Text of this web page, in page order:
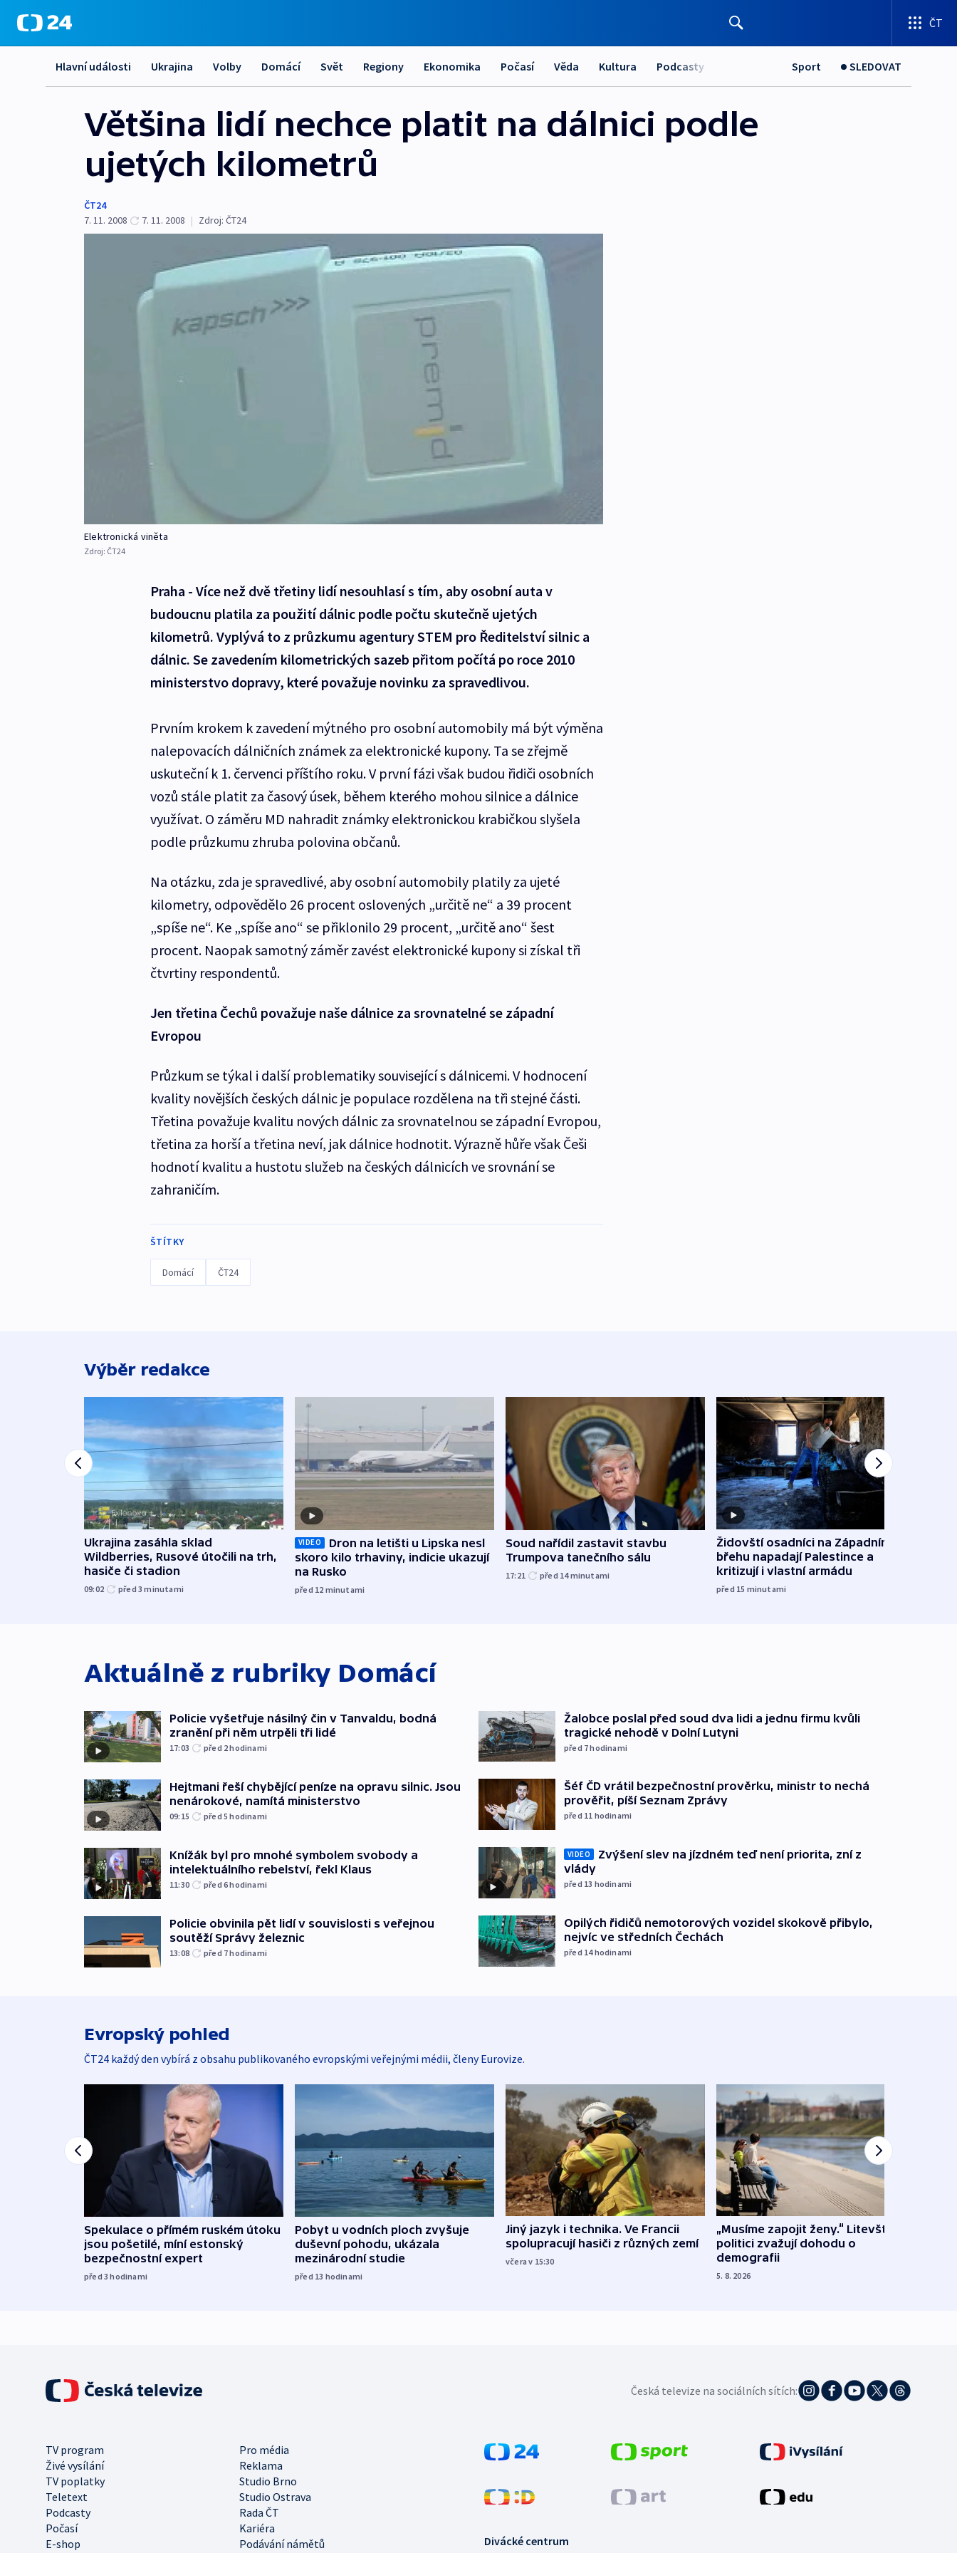
ČT
Hlavní události Ukrajina Volby Domácí Svět Regiony Ekonomika Počasí Věda Kultura Podcasty Sport SLEDOVAT
Většina lidí nechce platit na dálnici podle
ujetých kilometrů
ČT24
7. 11. 2008
7. 11. 2008 | Zdroj: ČT24
Elektronická viněta
Zdroj: ČT24
Praha - Více než dvě třetiny lidí nesouhlasí s tím, aby osobní auta v
budoucnu platila za použití dálnic podle počtu skutečně ujetých
kilometrů. Vyplývá to z průzkumu agentury STEM pro Ředitelství silnic a
dálnic. Se zavedením kilometrických sazeb přitom počítá po roce 2010
ministerstvo dopravy, které považuje novinku za spravedlivou.
Prvním krokem k zavedení mýtného pro osobní automobily má být výměna
nalepovacích dálničních známek za elektronické kupony. Ta se zřejmě
uskuteční k 1. červenci příštího roku. V první fázi však budou řidiči osobních
vozů stále platit za časový úsek, během kterého mohou silnice a dálnice
využívat. O záměru MD nahradit známky elektronickou krabičkou slyšela
podle průzkumu zhruba polovina občanů.
Na otázku, zda je spravedlivé, aby osobní automobily platily za ujeté
kilometry, odpovědělo 26 procent oslovených „určitě ne“ a 39 procent
„spíše ne“. Ke „spíše ano“ se přiklonilo 29 procent, „určitě ano“ šest
procent. Naopak samotný záměr zavést elektronické kupony si získal tři
čtvrtiny respondentů.
Jen třetina Čechů považuje naše dálnice za srovnatelné se západní
Evropou
Průzkum se týkal i další problematiky související s dálnicemi. V hodnocení
kvality novějších českých dálnic je populace rozdělena na tři stejné části.
Třetina považuje kvalitu nových dálnic za srovnatelnou se západní Evropou,
třetina za horší a třetina neví, jak dálnice hodnotit. Výrazně hůře však Češi
hodnotí kvalitu a hustotu služeb na českých dálnicích ve srovnání se
zahraničím.
ŠTÍTKY
Domácí ČT24
Výběr redakce
Ukrajina zasáhla sklad
Wildberries, Rusové útočili na trh,
hasiče či stadion
09:02 před 3minutami
VIDEO
Dron na letišti u Lipska nesl
skoro kilo trhaviny, indicie ukazují
na Rusko
před 12 minutami
Soud nařídil zastavit stavbu
Trumpova tanečního sálu
17:21 před 14minutami
Židovští osadníci na Západním
břehu napadají Palestince a
kritizují i vlastní armádu
před 15 minutami
Aktuálně z rubriky Domácí
Policie vyšetřuje násilný čin v Tanvaldu, bodná
zranění při něm utrpěli tři lidé
17:03 před 2hodinami
Hejtmani řeší chybějící peníze na opravu silnic. Jsou
nenárokové, namítá ministerstvo
09:15 před 5hodinami
Knížák byl pro mnohé symbolem svobody a
intelektuálního rebelství, řekl Klaus
11:30 před 6hodinami
Policie obvinila pět lidí v souvislosti s veřejnou
soutěží Správy železnic
13:08 před 7hodinami
Žalobce poslal před soud dva lidi a jednu firmu kvůli
tragické nehodě v Dolní Lutyni
před 7hodinami
Šéf ČD vrátil bezpečnostní prověrku, ministr to nechá
prověřit, píší Seznam Zprávy
před 11 hodinami
VIDEO
Zvýšení slev na jízdném teď není priorita, zní z
vlády
před 13 hodinami
Opilých řidičů nemotorových vozidel skokově přibylo,
nejvíc ve středních Čechách
před 14hodinami
Evropský pohled
ČT24 každý den vybírá z obsahu publikovaného evropskými veřejnými médii, členy Eurovize.
Spekulace o přímém ruském útoku
jsou pošetilé, míní estonský
bezpečnostní expert
před 3hodinami
Pobyt u vodních ploch zvyšuje
duševní pohodu, ukázala
mezinárodní studie
před 13 hodinami
Jiný jazyk i technika. Ve Francii
spolupracují hasiči z různých zemí
včera v 15:30
„Musíme zapojit ženy.“ Litevští
politici zvažují dohodu o
demografii
5. 8. 2026
Česká televize na sociálních sítích:
TV program
Pro média
Živé vysílání
Reklama
TV poplatky
Studio Brno
Teletext
Studio Ostrava
Podcasty
Rada ČT
Počasí
Kariéra
E-shop
Podávání námětů
Divácké centrum